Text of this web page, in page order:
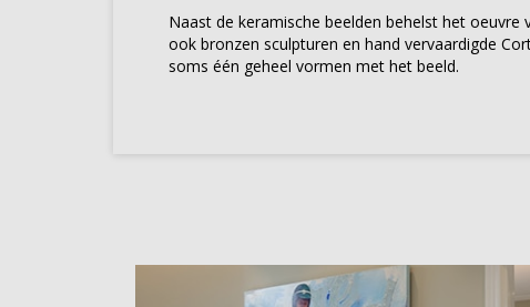
Naast de keramische beelden behelst het oeuvre
ook bronzen sculpturen en hand vervaardigde
soms één geheel vormen met het beeld.